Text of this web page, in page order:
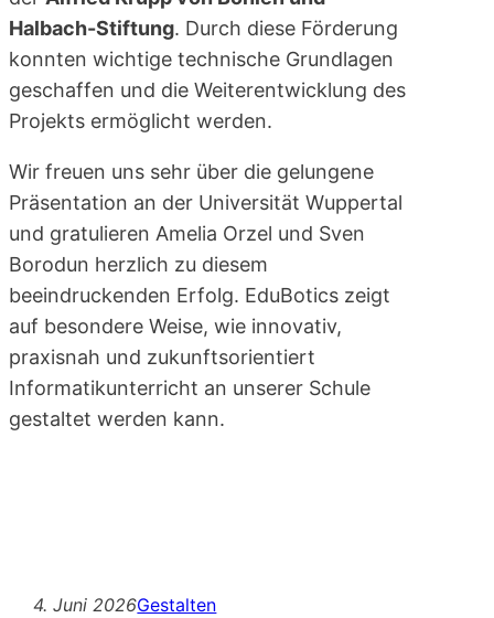
Halbach-Stiftung. Durch diese Förderung
konnten wichtige technische Grundlagen
geschaffen und die Weiterentwicklung des
Projekts ermöglicht werden.
Wir freuen uns sehr über die gelungene
Präsentation an der Universität Wuppertal
und gratulieren Amelia Orzel und Sven
Borodun herzlich zu diesem
beeindruckenden Erfolg. EduBotics zeigt
auf besondere Weise, wie innovativ,
praxisnah und zukunftsorientiert
Informatikunterricht an unserer Schule
gestaltet werden kann.
4. Juni 2026Gestalten